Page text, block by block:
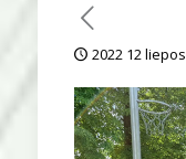
2022 12 liepos